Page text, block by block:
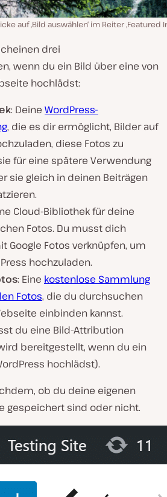
auf ‚Bild auswählen‘ im Reiter ‚Featured
drei
wenn du ein Bild über eine von
hochlädst:
: Deine WordPress-
, die es dir ermöglicht, Bilder auf
diese Fotos zu
für eine spätere Verwendung
sie gleich in deinen Beiträgen
Cloud-Bibliothek für deine
Fotos. Du musst dich
Google Fotos verknüpfen, um
hochzuladen.
: Eine kostenlose Sammlung
Fotos, die du durchsuchen
einbinden kannst.
du eine Bild-Attribution
bereitgestellt, wenn du ein
hochlädst).
ob du deine eigenen
gespeichert sind oder nicht.